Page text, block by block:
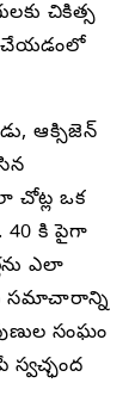
చికిత్స
చేయడంలో
ఆక్సిజెన్
చోట్ల ఒక
40 కి పైగా
ఎలా
సమాచారాన్ని
సంఘం
స్వచ్ఛంద